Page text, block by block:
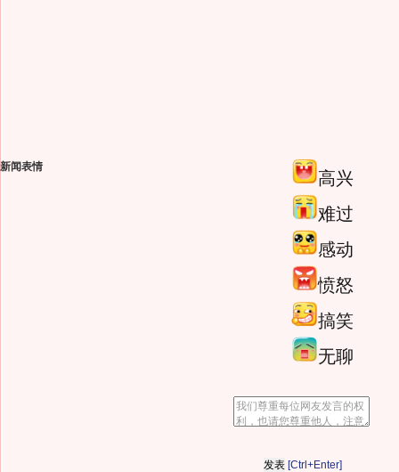
新闻表情
高兴
难过
感动
愤怒
搞笑
无聊
[Ctrl+Enter]